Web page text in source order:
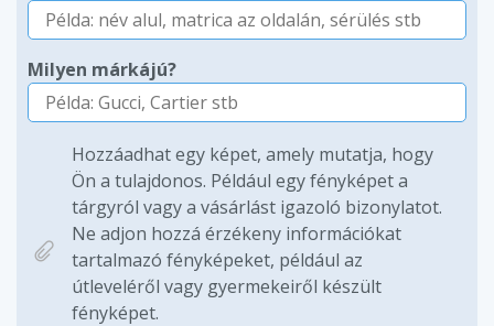
Milyen márkájú?
Hozzáadhat egy képet, amely mutatja, hogy
Ön a tulajdonos. Például egy fényképet a
tárgyról vagy a vásárlást igazoló bizonylatot.
Ne adjon hozzá érzékeny információkat
tartalmazó fényképeket, például az
útleveléről vagy gyermekeiről készült
fényképet.